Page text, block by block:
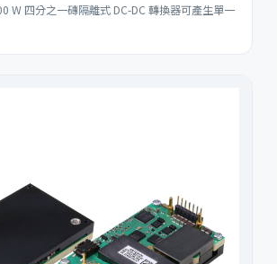
W 四分之一磚隔離式 DC-DC 轉換器可產生單一